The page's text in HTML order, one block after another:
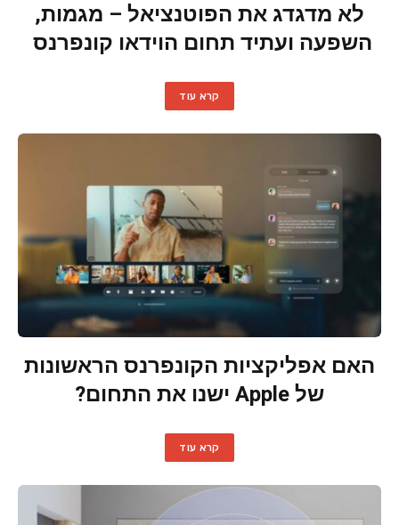
לא מדגדג את הפוטנציאל – מגמות,
השפעה ועתיד תחום הוידאו קונפרנס
קרא עוד
האם אפליקציות הקונפרנס הראשונות
של Apple ישנו את התחום?
קרא עוד